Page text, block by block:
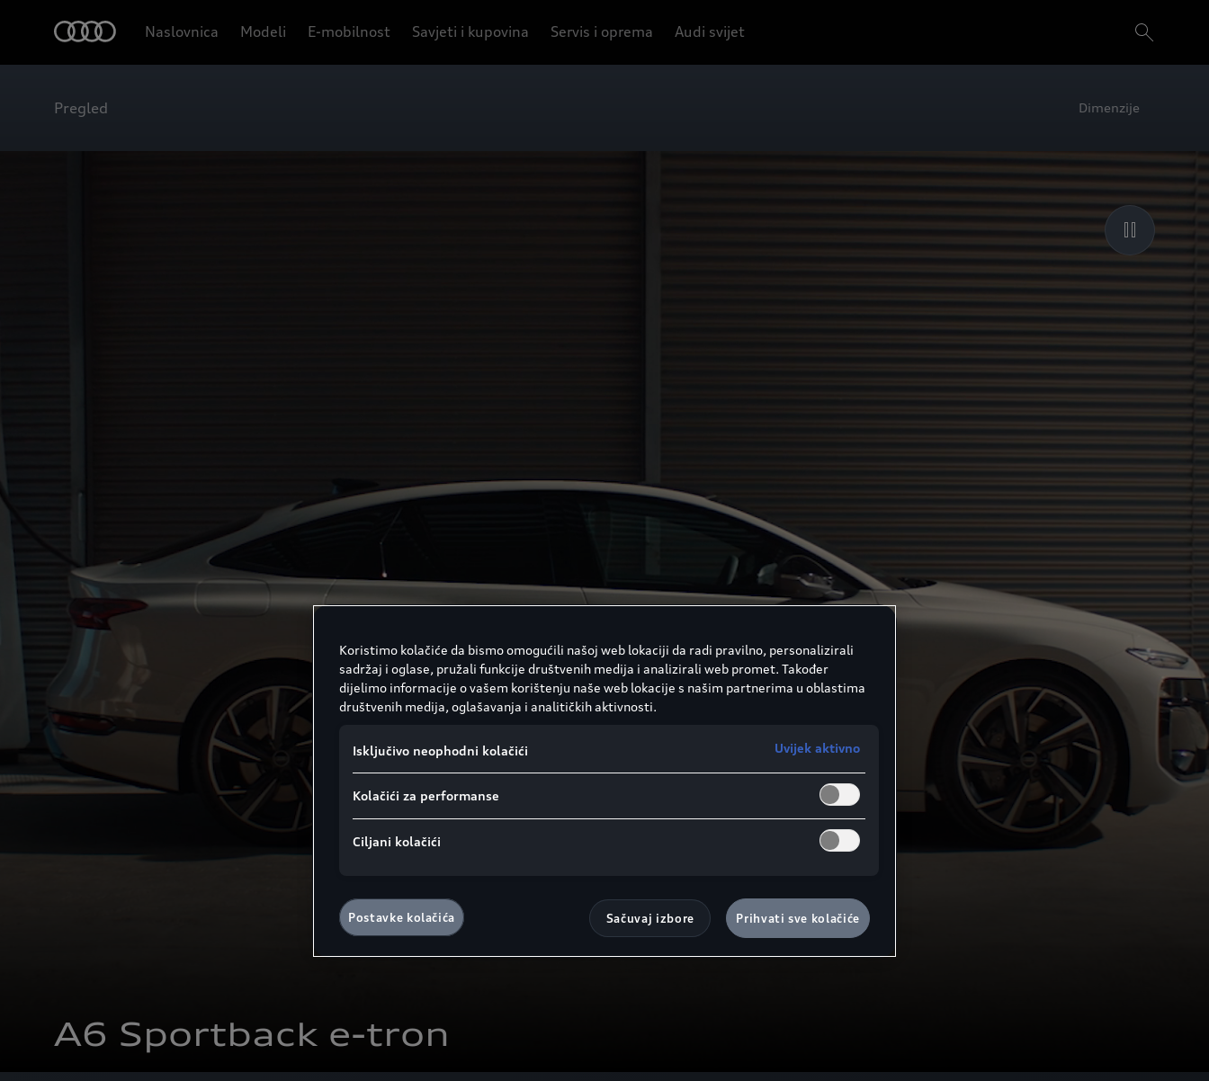
Naslovnica Modeli E-mobilnost Savjeti i kupovina Servis i oprema Audi svijet
Pregled Dimenzije
A6 Sportback e-tron
Koristimo kolačiće da bismo omogućili našoj web lokaciji da radi pravilno, personalizirali
sadržaj i oglase, pružali funkcije društvenih medija i analizirali web promet. Također
dijelimo informacije o vašem korištenju naše web lokacije s našim partnerima u oblastima
društvenih medija, oglašavanja i analitičkih aktivnosti.
Isključivo neophodni kolačići Uvijek aktivno
Kolačići za performanse
Ciljani kolačići
Postavke kolačića Sačuvaj izbore Prihvati sve kolačiće